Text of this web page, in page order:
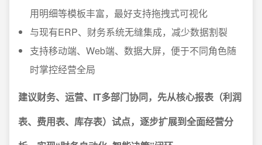
用明细等模板丰富，最好支持拖拽式可视化
与现有ERP、财务系统无缝集成，减少数据割裂
支持移动端、Web端、数据大屏，便于不同角色随
时掌控经营全局
建议财务、运营、IT多部门协同，先从核心报表（利润
表、费用表、库存表）试点，逐步扩展到全面经营分